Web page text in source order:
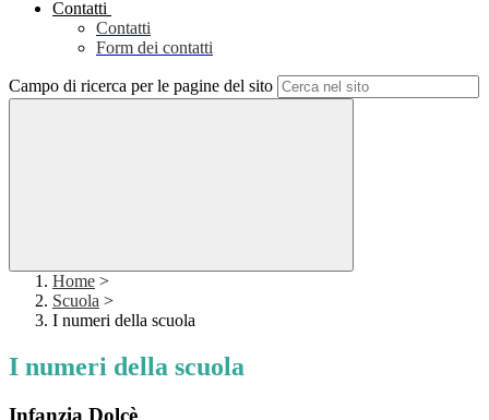
Contatti
Contatti
Form dei contatti
Campo di ricerca per le pagine del sito
Home >
Scuola >
I numeri della scuola
I numeri della scuola
Infanzia Dolcè